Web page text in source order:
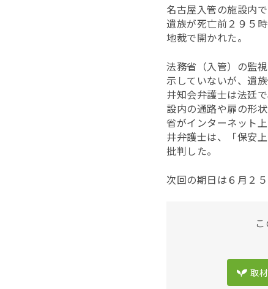
名古屋入管の施設内
遺族が死亡前２９５
地裁で開かれた。
法務省（入管）の監
示していないが、遺
井知会弁護士は法廷
設内の通路や扉の形
省がインターネット
井弁護士は、「保安
批判した。
次回の期日は６月２５
取